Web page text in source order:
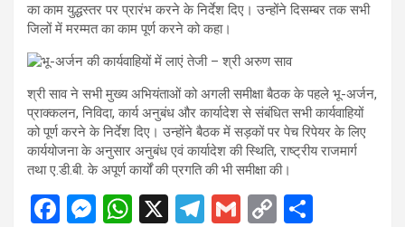
का काम युद्धस्तर पर प्रारंभ करने के निर्देश दिए। उन्होंने दिसम्बर तक सभी
जिलों में मरम्मत का काम पूर्ण करने को कहा।
श्री साव ने सभी मुख्य अभियंताओं को अगली समीक्षा बैठक के पहले भू-अर्जन,
प्राक्कलन, निविदा, कार्य अनुबंध और कार्यादेश से संबंधित सभी कार्यवाहियों
को पूर्ण करने के निर्देश दिए। उन्होंने बैठक में सड़कों पर पेच रिपेयर के लिए
कार्ययोजना के अनुसार अनुबंध एवं कार्यादेश की स्थिति, राष्ट्रीय राजमार्ग
तथा ए.डी.बी. के अपूर्ण कार्यों की प्रगति की भी समीक्षा की।
F
M W X
T
G
C